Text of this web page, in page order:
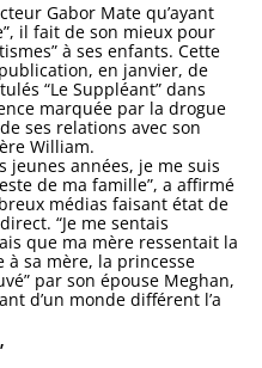
Gabor Mate qu’ayant
il fait de son mieux pour
à ses enfants. Cette
en janvier, de
“Le Suppléant” dans
marquée par la drogue
ses relations avec son
William.
jeunes années, je me suis
de ma famille”, a affirmé
médias faisant état de
“Je me sentais
que ma mère ressentait la
à sa mère, la princesse
par son épouse Meghan,
d’un monde différent l’a